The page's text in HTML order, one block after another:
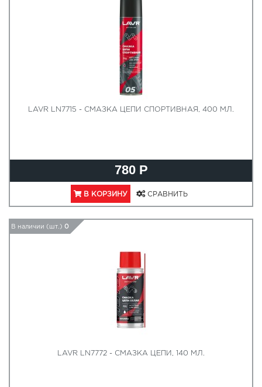
LAVR LN7715 - СМАЗКА ЦЕПИ СПОРТИВНАЯ, 400 МЛ.
780 Р
В КОРЗИНУ СРАВНИТЬ
В наличии (шт.) 0
LAVR LN7772 - СМАЗКА ЦЕПИ, 140 МЛ.